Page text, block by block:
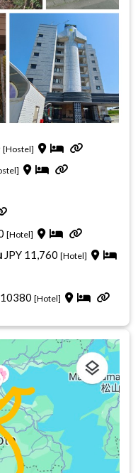
[Hostel]
[Hotel]
JPY 11,760[Hotel]
[Hotel]